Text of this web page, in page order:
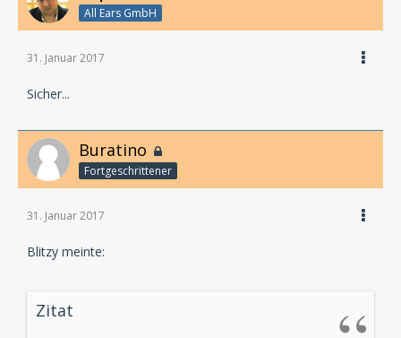
All Ears GmbH
31. Januar 2017
Sicher...
Buratino
Fortgeschrittener
31. Januar 2017
Blitzy meinte:
Zitat